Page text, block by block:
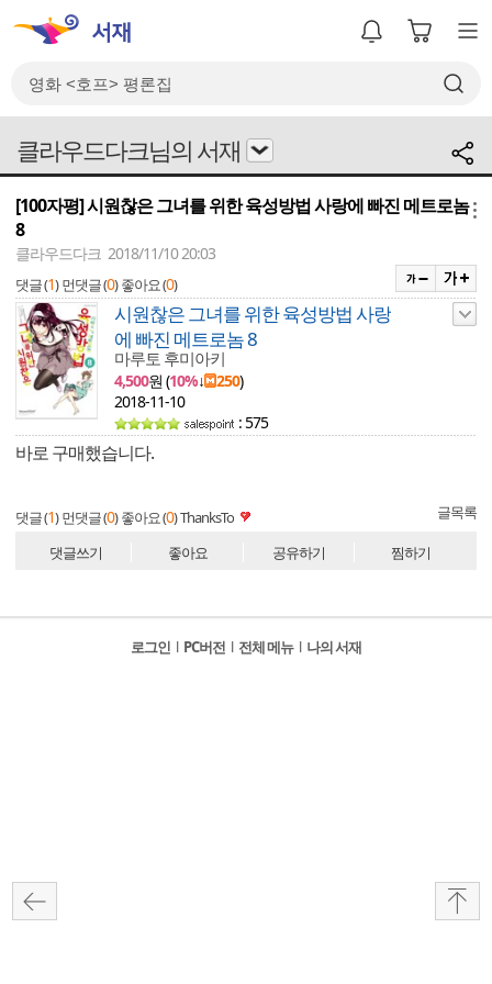
클라우드다크님의 서재
[100자평] 시원찮은 그녀를 위한 육성방법 사랑에 빠진 메트로놈
8
클라우드다크 2018/11/10 20:03
댓글 (1) 먼댓글 (0) 좋아요 (0)
시원찮은 그녀를 위한 육성방법 사랑
에 빠진 메트로놈 8
마루토 후미아키
4,500원 (10%↓ 250)
2018-11-10
: 575
바로 구매했습니다.
댓글 (1) 먼댓글 (0) 좋아요 (0)ThanksTo 글목록
댓글쓰기 좋아요 공유하기 찜하기
로그인 l PC버전 l 전체 메뉴 l 나의 서재